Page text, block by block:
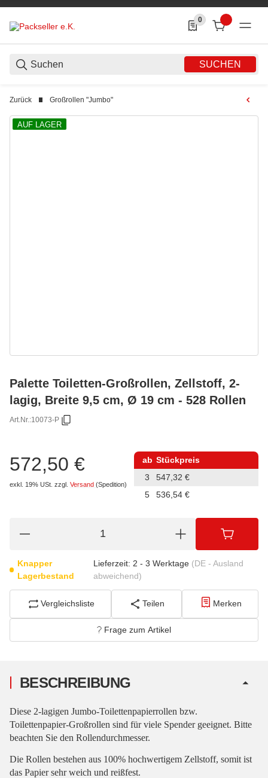
SUCHEN
0
0 Produkte in der
Zurück Großrollen "Jumbo"
AUF LAGER
Palette Toiletten-Großrollen, Zellstoff, 2-
lagig, Breite 9,5 cm, Ø 19 cm - 528 Rollen
Art.Nr.:10073-P
572,50 €
exkl. 19% USt. zzgl. Versand (Spedition)
ab Stückpreis
3
547,32 €
5
536,54 €
Knapper
Lagerbestand
Lieferzeit: 2 - 3 Werktage (DE - Ausland
abweichend)
Vergleichsliste Teilen Merken
Frage zum Artikel
BESCHREIBUNG
Diese 2-lagigen Jumbo-Toilettenpapierrollen bzw.
Toilettenpapier-Großrollen sind für viele Spender geeignet. Bitte
beachten Sie den Rollendurchmesser.
Die Rollen bestehen aus 100% hochwertigem Zellstoff, somit ist
das Papier sehr weich und reißfest.